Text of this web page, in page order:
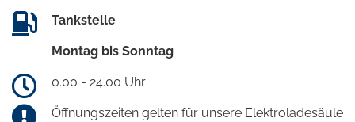
Tankstelle
Montag bis Sonntag
0.00 - 24.00 Uhr
Öffnungszeiten gelten für unsere Elektroladesäule